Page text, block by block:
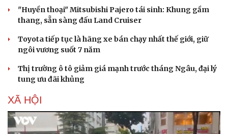
"Huyền thoại" Mitsubishi Pajero tái sinh: Khung gầm
thang, sẵn sàng đấu Land Cruiser
Toyota tiếp tục là hãng xe bán chạy nhất thế giới, giữ
ngôi vương suốt 7 năm
Thị trường ô tô giảm giá mạnh trước tháng Ngâu, đại lý
tung ưu đãi khủng
XÃ HỘI